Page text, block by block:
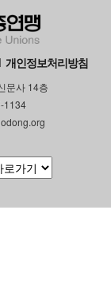
개인정보처리방침
문사 14층
1134